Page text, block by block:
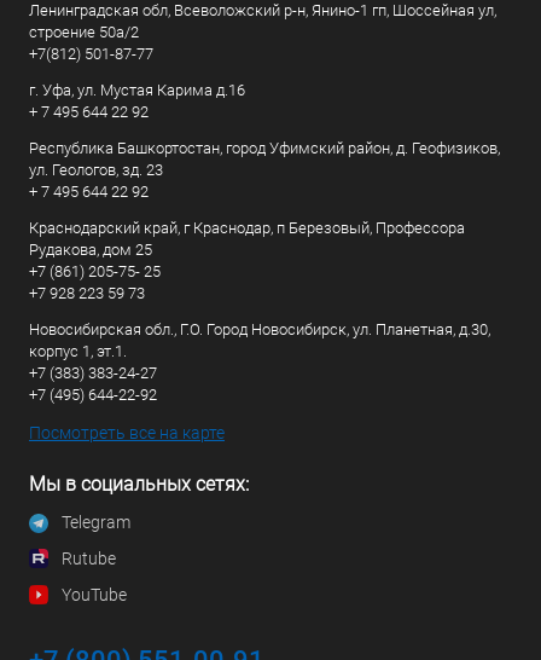
Ленинградская обл, Всеволожский р-н, Янино-1 гп, Шоссейная ул,
строение 50а/2
+7(812) 501-87-77
г. Уфа, ул. Мустая Карима д.16
+ 7 495 644 22 92
Республика Башкортостан, город Уфимский район, д. Геофизиков,
ул. Геологов, зд. 23
+ 7 495 644 22 92
Краснодарский край, г Краснодар, п Березовый, Профессора
Рудакова, дом 25
+7 (861) 205-75- 25
+7 928 223 59 73
Новосибирская обл., Г.О. Город Новосибирск, ул. Планетная, д.30,
корпус 1, эт.1.
+7 (383) 383-24-27
+7 (495) 644-22-92
Посмотреть все на карте
Мы в социальных сетях:
Telegram
Rutube
YouTube